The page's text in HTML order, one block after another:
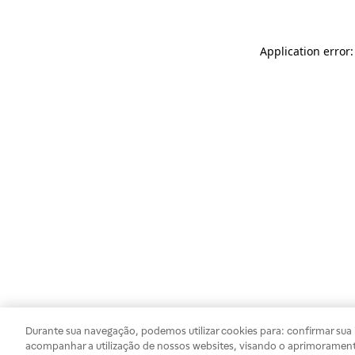
Application
Durante sua navegação, podemos utilizar cookies para: confirmar
acompanhar a utilização de nossos websites, visando o